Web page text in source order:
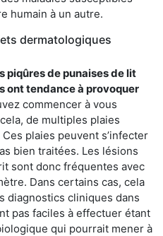
humain à un autre.
dermatologiques
piqûres de punaises de lit
ont tendance à provoquer
commencer à vous
de multiples plaies
plaies peuvent s’infecter
bien traitées. Les lésions
sont donc fréquentes avec
Dans certains cas, cela
diagnostics cliniques dans
pas faciles à effectuer étant
qui pourrait mener à